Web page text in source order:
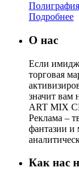
Полиграфия
Подробнее
О нас
Если
торговая
значит вам
ART MIX
Реклама –
фантазии и
Как нас